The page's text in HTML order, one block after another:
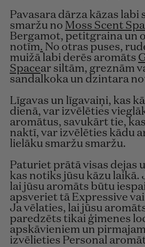
Pavasara dārza kāzas labi
smaržu no Moss Scent
Bergamot, petitgraina un
notīm. No otras puses,
muižā labi derēs aromāts
Spacear siltām, greznām
sandalkoka un dzintara
Līgavas un līgavaiņi, kas
dienā, var izvēlēties
aromātus, savukārt tie,
naktī, var izvēlēties kādu
lielāku smaržu smaržu.
Paturiet prātā visas dejas
kas notiks jūsu kāzu laikā.
lai jūsu aromāts būtu
apsveriet tā Expressive
Ja vēlaties, lai jūsu
paredzēts tikai ģimenes
apskāvieniem un
izvēlieties Personal